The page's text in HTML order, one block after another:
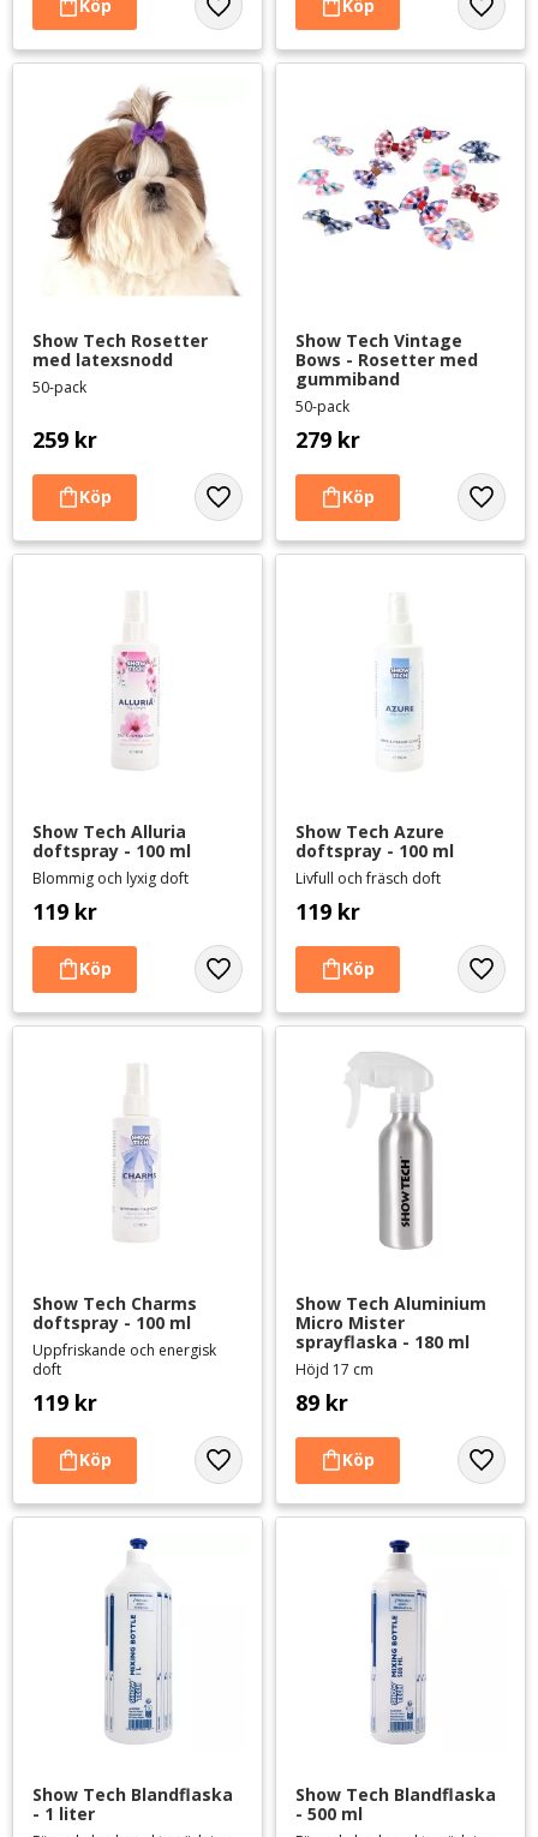
Lägg till i favoriter Lägg
Show Tech Rosetter
med latexsnodd
50-pack
259 kr
Lägg till i favoriter
Show Tech Vintage
Bows - Rosetter med
gummiband
50-pack
279 kr
Lägg
Show Tech Alluria
doftspray - 100 ml
Blommig och lyxig doft
119 kr
Lägg till i favoriter
Show Tech Azure
doftspray - 100 ml
Livfull och fräsch doft
119 kr
Lägg
Show Tech Charms
doftspray - 100 ml
Uppfriskande och energisk
doft
119 kr
Lägg till i favoriter
Show Tech Aluminium
Micro Mister
sprayflaska - 180 ml
Höjd 17 cm
89 kr
Lägg
Show Tech Blandflaska
- 1 liter
Show Tech Blandflaska
- 500 ml